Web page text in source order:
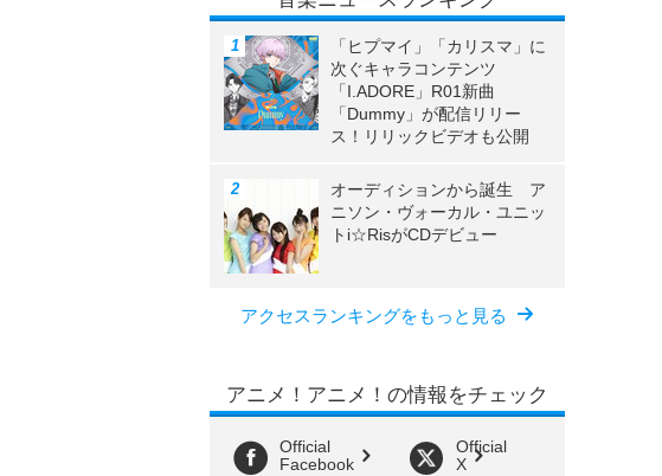
「ヒプマイ」「カリスマ」に
次ぐキャラコンテンツ
「I.ADORE」R01新曲
「Dummy」が配信リリー
ス！リリックビデオも公開
オーディションから誕生 ア
ニソン・ヴォーカル・ユニッ
トi☆RisがCDデビュー
アクセスランキングをもっと見る
アニメ！アニメ！の情報をチェック
Official
Facebook
Official
X